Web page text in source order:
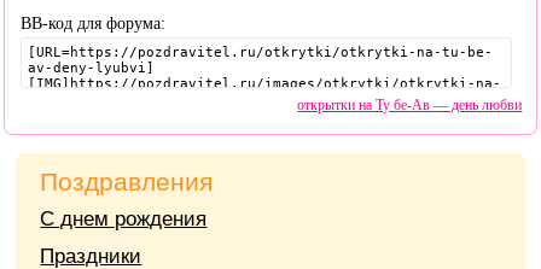
BB-код для форума:
открытки на Ту бе-Ав — день любви
Поздравления
С днем рождения
Праздники